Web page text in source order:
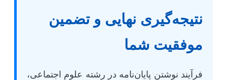
نتیجه‌گیری نهایی و تضمین
موفقیت شما
فرآیند نوشتن پایان‌نامه در رشته علوم اجتماعی،